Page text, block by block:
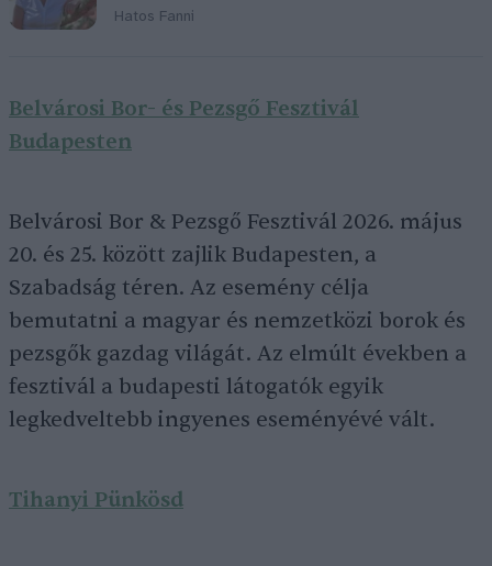
Hatos Fanni
Belvárosi Bor- és Pezsgő Fesztivál
Budapesten
Belvárosi Bor & Pezsgő Fesztivál 2026. május
20. és 25. között zajlik Budapesten, a
Szabadság téren. Az esemény célja
bemutatni a magyar és nemzetközi borok és
pezsgők gazdag világát. Az elmúlt években a
fesztivál a budapesti látogatók egyik
legkedveltebb ingyenes eseményévé vált.
Tihanyi Pünkösd